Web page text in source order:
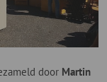
door Martin